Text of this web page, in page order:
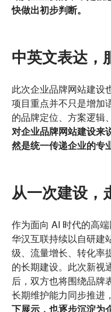
快做出初步判断。
中英文表达，
此次企业品牌网站建设
项目重点并不只是增加
的品牌定位、方案逻辑
对企业品牌网站建设来
然是统一传递企业的专
从一次建设，
作为面向 AI 时代的高
华汉互联持续以自研建
级、流量增长、转化率
的长期建设。此次新视
后，双方也将围绕品牌
长期维护能力同步推进，
下展示，也逐步沉淀为